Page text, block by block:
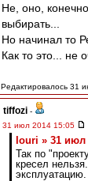
Не, оно,
выбирать...
Но начинал то
Как то это... не
Редактировалось 31
tiffozi -
31 июл 2014 15:05
Iouri » 31 июл
Так по
кресел
эксплуатацию.